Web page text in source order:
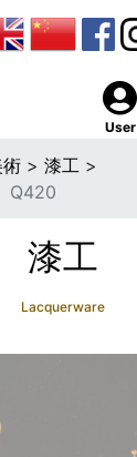
User
> 漆工 >
Q420
漆工
Lacquerware